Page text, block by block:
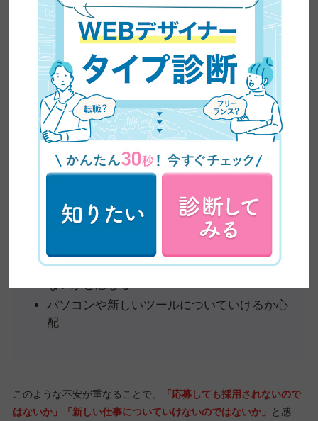
はないか」と、年齢を理由に働く自信を失ってしまう専業主婦は
少なくありません。
子どもが成長し時間に余裕ができても、再び働くことに対して前
向きになれない
人も多いものです。
特に長いブランクがある場合、「若い人と同じように働けるのだ
ろうか」と感じやすくなります。
年齢を重ねるほど、次のような不安を抱く人が増えていきます。
「年齢不問」と書かれていても、実際は若い
未経験の仕事を今から始めるのは遅いのでは
パソコンや新しいツールについていけるか心
配
このような不安が重なることで、
「応募しても採用されないので
はないか」「新しい仕事についていけないのではないか」
と感